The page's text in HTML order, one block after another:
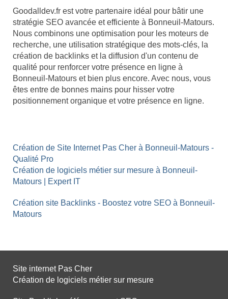
Goodalldev.fr est votre partenaire idéal pour bâtir une
stratégie SEO avancée et efficiente à Bonneuil-Matours.
Nous combinons une optimisation pour les moteurs de
recherche, une utilisation stratégique des mots-clés, la
création de backlinks et la diffusion d'un contenu de
qualité pour renforcer votre présence en ligne à
Bonneuil-Matours et bien plus encore. Avec nous, vous
êtes entre de bonnes mains pour hisser votre
positionnement organique et votre présence en ligne.
Création de Site Internet Pas Cher à Bonneuil-Matours -
Qualité Pro
Création de logiciels métier sur mesure à Bonneuil-
Matours | Expert IT
Création site Backlinks - Boostez votre SEO à Bonneuil-
Matours
Site internet Pas Cher
Création de logiciels métier sur mesure